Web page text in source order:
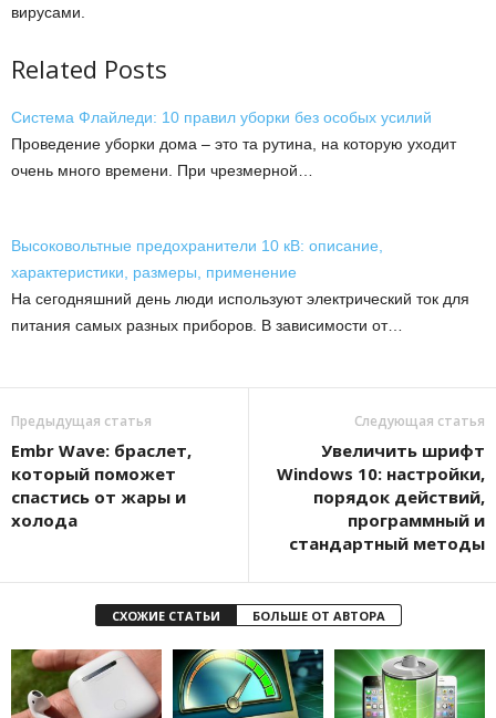
вирусами.
Related Posts
Система Флайледи: 10 правил уборки без особых усилий
Проведение уборки дома – это та рутина, на которую уходит
очень много времени. При чрезмерной…
Высоковольтные предохранители 10 кВ: описание,
характеристики, размеры, применение
На сегодняшний день люди используют электрический ток для
питания самых разных приборов. В зависимости от…
Предыдущая статья
Embr Wave: браслет,
который поможет
спастись от жары и
холода
Следующая статья
Увеличить шрифт
Windows 10: настройки,
порядок действий,
программный и
стандартный методы
СХОЖИЕ СТАТЬИ БОЛЬШЕ ОТ АВТОРА